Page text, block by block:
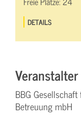
DETAILS
Veranstalter
BBG
Betreuung mbH